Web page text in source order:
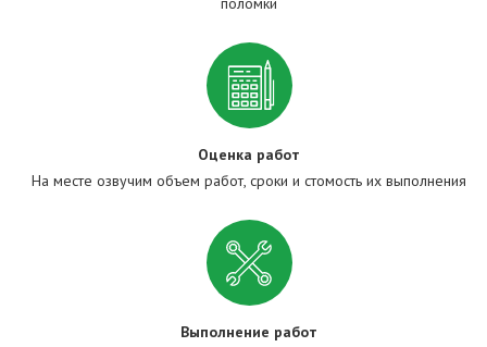
Оценка работ
На месте озвучим объем работ, сроки и стомость их выполнения
Выполнение работ